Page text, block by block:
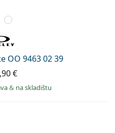
OO 9463 02 39
€
& na skladištu